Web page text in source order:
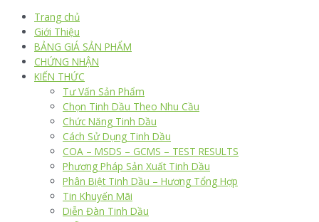
Trang chủ
Giới Thiệu
BẢNG GIÁ SẢN PHẨM
CHỨNG NHẬN
KIẾN THỨC
Tư Vấn Sản Phẩm
Chọn Tinh Dầu Theo Nhu Cầu
Chức Năng Tinh Dầu
Cách Sử Dụng Tinh Dầu
COA – MSDS – GCMS – TEST RESULTS
Phương Pháp Sản Xuất Tinh Dầu
Phân Biệt Tinh Dầu – Hương Tổng Hợp
Tin Khuyến Mãi
Diễn Đàn Tinh Dầu